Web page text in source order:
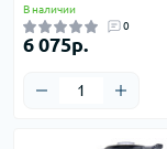
В наличии
0
6 075р.